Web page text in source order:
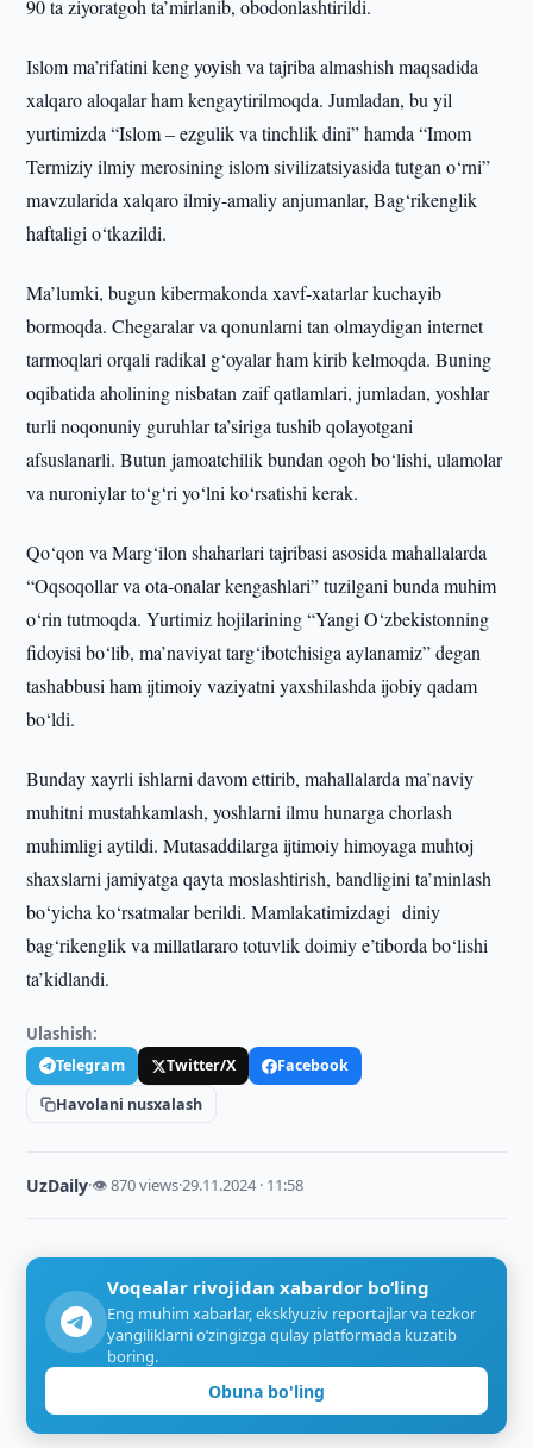
90 ta ziyoratgoh ta’mirlanib, obodonlashtirildi.
Islom ma’rifatini keng yoyish va tajriba almashish maqsadida
xalqaro aloqalar ham kengaytirilmoqda. Jumladan, bu yil
yurtimizda “Islom – ezgulik va tinchlik dini” hamda “Imom
Termiziy ilmiy merosining islom sivilizatsiyasida tutgan o‘rni”
mavzularida xalqaro ilmiy-amaliy anjumanlar, Bag‘rikenglik
haftaligi o‘tkazildi.
Ma’lumki, bugun kibermakonda xavf-xatarlar kuchayib
bormoqda. Chegaralar va qonunlarni tan olmaydigan internet
tarmoqlari orqali radikal g‘oyalar ham kirib kelmoqda. Buning
oqibatida aholining nisbatan zaif qatlamlari, jumladan, yoshlar
turli noqonuniy guruhlar ta’siriga tushib qolayotgani
afsuslanarli. Butun jamoatchilik bundan ogoh bo‘lishi, ulamolar
va nuroniylar to‘g‘ri yo‘lni ko‘rsatishi kerak.
Qo‘qon va Marg‘ilon shaharlari tajribasi asosida mahallalarda
“Oqsoqollar va ota-onalar kengashlari” tuzilgani bunda muhim
o‘rin tutmoqda. Yurtimiz hojilarining “Yangi O‘zbekistonning
fidoyisi bo‘lib, ma’naviyat targ‘ibotchisiga aylanamiz” degan
tashabbusi ham ijtimoiy vaziyatni yaxshilashda ijobiy qadam
bo‘ldi.
Bunday xayrli ishlarni davom ettirib, mahallalarda ma’naviy
muhitni mustahkamlash, yoshlarni ilmu hunarga chorlash
muhimligi aytildi. Mutasaddilarga ijtimoiy himoyaga muhtoj
shaxslarni jamiyatga qayta moslashtirish, bandligini ta’minlash
bo‘yicha ko‘rsatmalar berildi. Mamlakatimizdagi diniy
bag‘rikenglik va millatlararo totuvlik doimiy e’tiborda bo‘lishi
ta’kidlandi.
Ulashish:
Telegram Twitter/X
Facebook
Havolani nusxalash
UzDaily·👁 870 views·29.11.2024 · 11:58
Voqealar rivojidan xabardor bo‘ling
Eng muhim xabarlar, eksklyuziv reportajlar va tezkor
yangiliklarni o‘zingizga qulay platformada kuzatib
boring.
Obuna bo'ling